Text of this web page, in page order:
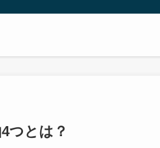
つとは？